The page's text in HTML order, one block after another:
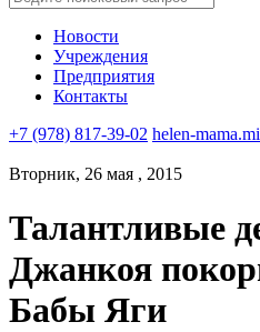
Новости
Учреждения
Предприятия
Контакты
+7 (978) 817-39-02 helen-
Вторник, 26 мая , 2015
Талантливые
Джанкоя
Бабы Яги